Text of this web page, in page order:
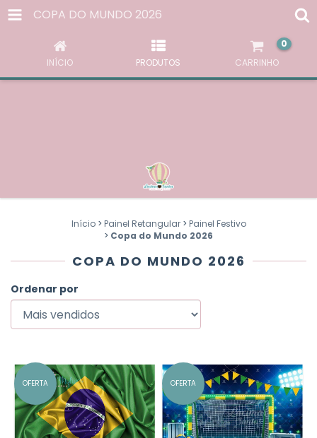
COPA DO MUNDO 2026
INÍCIO PRODUTOS CARRINHO
0
AO NAVEGAR POR ESTE SITE
ENTENDI
Início > Painel Retangular > Painel Festivo
> Copa do Mundo 2026
COPA DO MUNDO 2026
Ordenar por
OFERTA OFERTA